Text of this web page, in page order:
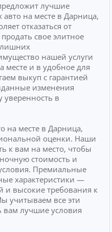
лучшие
на месте в Дарница,
отказаться от
свое элитное
лишних
нашей услуги
месте и в удобное для
выкуп с гарантией
изменения
уверенность в
на месте в Дарница,
оценки. Наши
к вам на место, чтобы
стоимость и
Премиальные
характеристики —
высокие требования к
учитываем все эти
лучшие условия